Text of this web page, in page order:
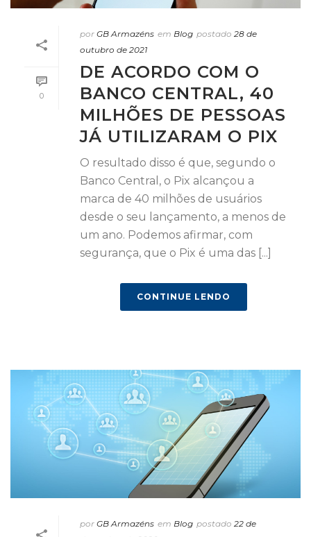
0
por GB Armazéns em Blog postado 28 de
outubro de 2021
DE ACORDO COM O
BANCO CENTRAL, 40
MILHÕES DE PESSOAS
JÁ UTILIZARAM O PIX
O resultado disso é que, segundo o
Banco Central, o Pix alcançou a
marca de 40 milhões de usuários
desde o seu lançamento, a menos de
um ano. Podemos afirmar, com
segurança, que o Pix é uma das [...]
CONTINUE LENDO
por GB Armazéns em Blog postado 22 de